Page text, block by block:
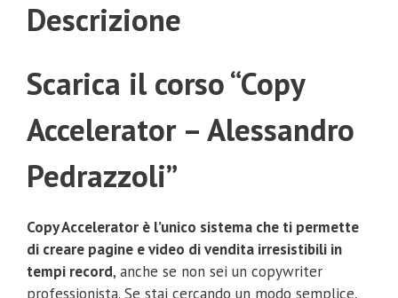
Descrizione
Scarica il corso “Copy
Accelerator – Alessandro
Pedrazzoli”
Copy Accelerator è l’unico sistema che ti permette
di creare pagine e video di vendita irresistibili in
tempi record, anche se non sei un copywriter
professionista. Se stai cercando un modo semplice,